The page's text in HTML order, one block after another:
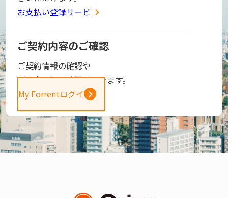
お支払い登録サービス
ご契約内容のご確認
ご契約情報の確認や
ご請求金額の確認ができます。
My Forrentログイン